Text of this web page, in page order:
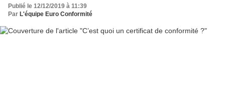
Publié le 12/12/2019 à 11:39
Par L'équipe Euro Conformité